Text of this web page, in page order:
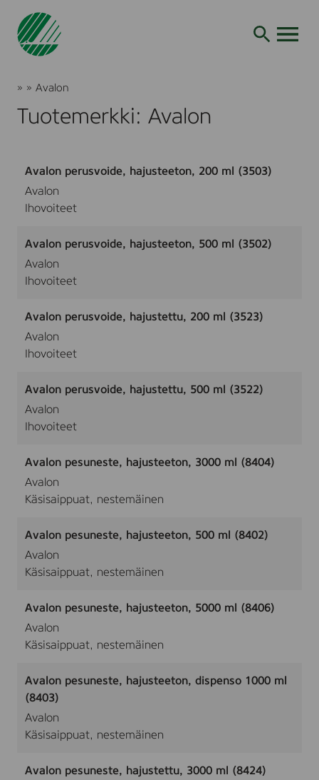
Siirry
Joutsenmerkki
» » Avalon
Tuotemerkki: Avalon
Avalon perusvoide, hajusteeton, 200 ml (3503)
Avalon
Ihovoiteet
Avalon perusvoide, hajusteeton, 500 ml (3502)
Avalon
Ihovoiteet
Avalon perusvoide, hajustettu, 200 ml (3523)
Avalon
Ihovoiteet
Avalon perusvoide, hajustettu, 500 ml (3522)
Avalon
Ihovoiteet
Avalon pesuneste, hajusteeton, 3000 ml (8404)
Avalon
Käsisaippuat, nestemäinen
Avalon pesuneste, hajusteeton, 500 ml (8402)
Avalon
Käsisaippuat, nestemäinen
Avalon pesuneste, hajusteeton, 5000 ml (8406)
Avalon
Käsisaippuat, nestemäinen
Avalon pesuneste, hajusteeton, dispenso 1000 ml
(8403)
Avalon
Käsisaippuat, nestemäinen
Avalon pesuneste, hajustettu, 3000 ml (8424)